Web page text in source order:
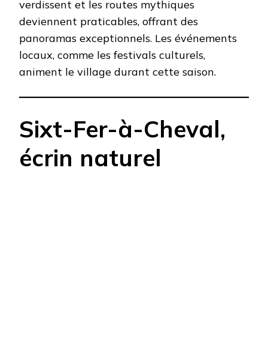
verdissent et les routes mythiques
deviennent praticables, offrant des
panoramas exceptionnels. Les événements
locaux, comme les festivals culturels,
animent le village durant cette saison.​
Sixt-Fer-à-Cheval,
écrin naturel